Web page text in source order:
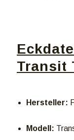
Transit
Hersteller:
Modell: